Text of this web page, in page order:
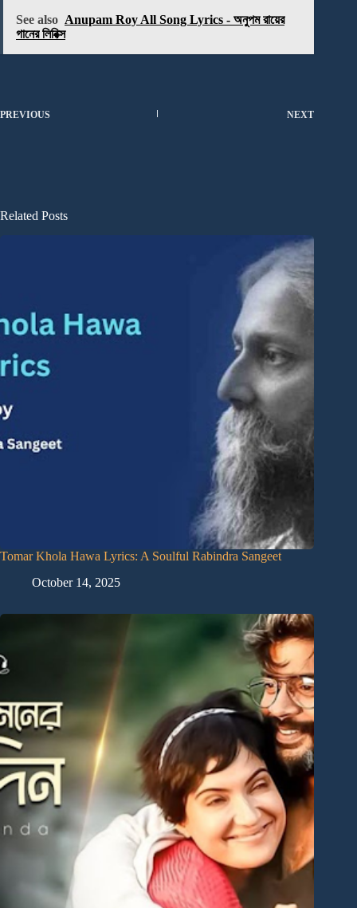
See also Anupam Roy All Song Lyrics - অনুপম রায়ের
গানের লিরিক্স
PREVIOUS NEXT
Related Posts
Tomar Khola Hawa Lyrics: A Soulful Rabindra Sangeet
October 14, 2025